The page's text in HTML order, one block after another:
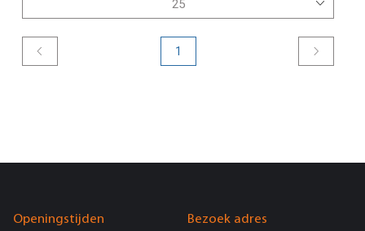
1
Openingstijden Bezoek adres